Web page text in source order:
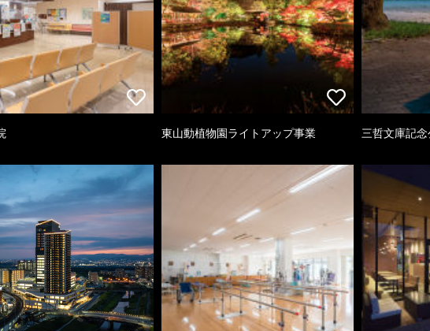
東山動植物園ライトアップ事業 三哲文庫記念